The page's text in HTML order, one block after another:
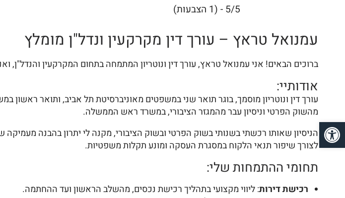
5/5 - (1 הצבעות)
עמנואל טראץ – עורך דין מקרקעין ונדל"ן מומלץ
ברוכים הבאים! אני עמנואל טראץ, עורך דין ונוטריון המתמחה בתחום המקרקעין והנדל"ן,
אודותיי:
מהשוק הפרטי וניסיון עבר מהמגזר הציבורי, במשרד ראש הממשלה.
הניסיון שאותו רכשתי בשנותי בשוק הפרטי ובשוק הציבורי, מקנה לי יתרון בהבנה
לצורך שיפור תנאי הלקוח במסגרת העסקה ומונע תקלות משפטיות.
תחומי ההתמחות שלי:
רכישת דירות: ליווי מקצועי בתהליך רכישת נכסים, מהשלב הראשון ועד ההחתמה.
פתח סרגל נגישות